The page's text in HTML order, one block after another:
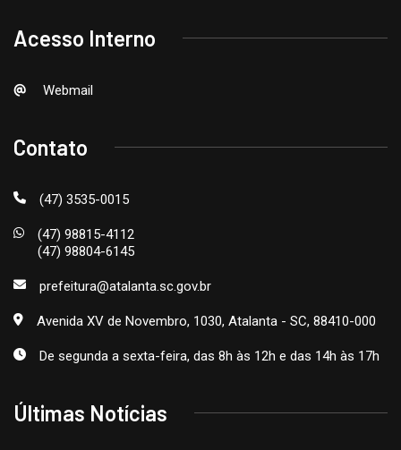
Acesso Interno
Webmail
Contato
(47) 3535-0015
(47) 98815-4112
(47) 98804-6145
prefeitura@atalanta.sc.gov.br
Avenida XV de Novembro, 1030, Atalanta - SC, 88410-000
De segunda a sexta-feira, das 8h às 12h e das 14h às 17h
Últimas Notícias